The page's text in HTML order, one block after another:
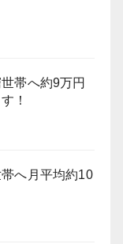
帯へ約9万円
！
帯へ月平均約10